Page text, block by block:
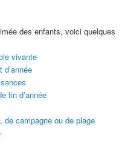
des enfants, voici quelques
vivante
fin d’année
campagne ou de plage